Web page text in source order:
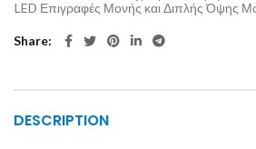
LED Επιγραφές Μονής και Διπλής Όψης
Share
DESCRIPTION